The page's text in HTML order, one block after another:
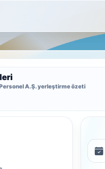
A.Ş. yerleştirme özeti